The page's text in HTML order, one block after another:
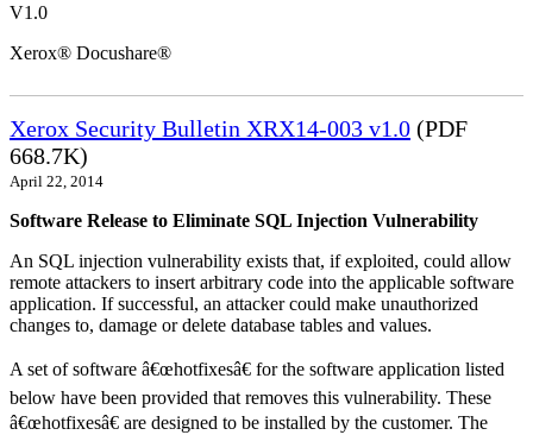
V1.0
Xerox® Docushare®
Xerox Security Bulletin XRX14-003 v1.0 (PDF
668.7K)
April 22, 2014
Software Release to Eliminate SQL Injection Vulnerability
An SQL injection vulnerability exists that, if exploited, could allow
remote attackers to insert arbitrary code into the applicable software
application. If successful, an attacker could make unauthorized
changes to, damage or delete database tables and values.
A set of software â€œhotfixesâ€ for the software application listed
below have been provided that removes this vulnerability. These
â€œhotfixesâ€ are designed to be installed by the customer. The